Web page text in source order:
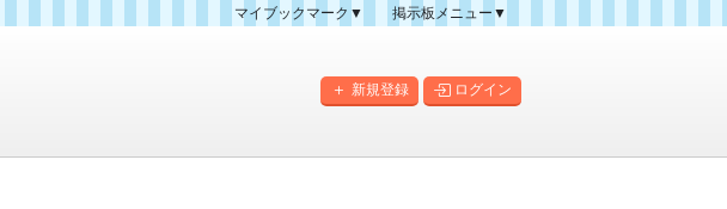
マイブックマーク▼
掲示板メニュー▼
掲示板マップ
新規登録 ログイン